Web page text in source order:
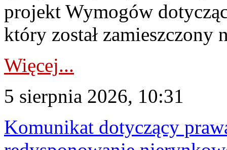
projekt Wymogów
który został zamieszczony
Więcej...
5 sierpnia 2026, 10:31
Komunikat dotyczący